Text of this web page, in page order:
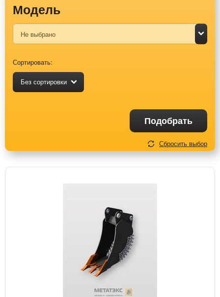
Модель
Сортировать:
Без сортировки
Подобрать
Сбросить выбор